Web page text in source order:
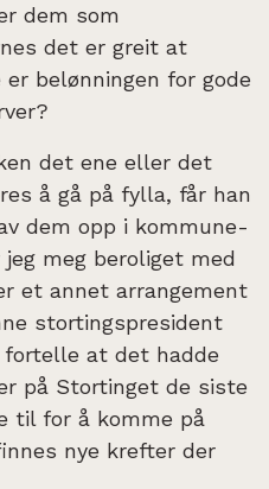
dem som
det er greit at
belønningen for gode
det ene eller det
å gå på fylla, får han
dem opp i kommune-
meg beroliget med
et annet arrangement
stortingspresident
fortelle at det hadde
på Stortinget de siste
til for å komme på
nye krefter der